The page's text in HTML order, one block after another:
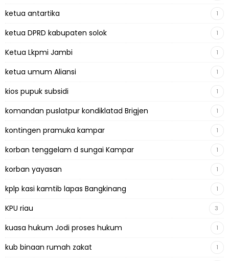
ketua antartika 1
ketua DPRD kabupaten solok 1
Ketua Lkpmi Jambi 1
ketua umum Aliansi 1
kios pupuk subsidi 1
komandan puslatpur kondiklatad Brigjen 1
kontingen pramuka kampar 1
korban tenggelam d sungai Kampar 1
korban yayasan 1
kplp kasi kamtib lapas Bangkinang 1
KPU riau 3
kuasa hukum Jodi proses hukum 1
kub binaan rumah zakat 1